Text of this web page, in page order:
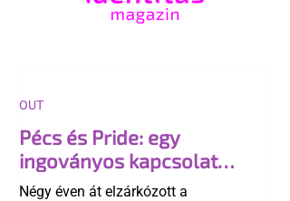
Pécs és Pride: egy
ingoványos kapcsolat
története
Négy éven át elzárkózott a
OUT